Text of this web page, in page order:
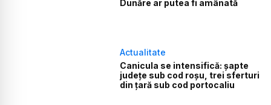
Dunăre ar putea fi amânată
Actualitate
Canicula se intensifică: șapte
județe sub cod roșu, trei sferturi
din țară sub cod portocaliu